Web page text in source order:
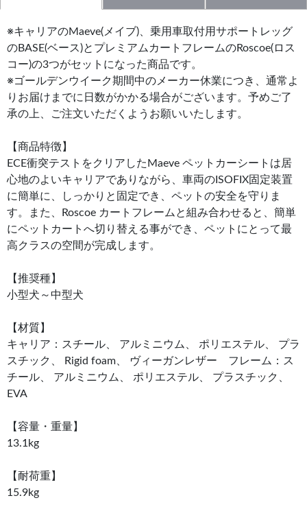
※キャリアのMaeve(メイブ)、乗用車取付用サポートレッグ
のBASE(ベース)とプレミアムカートフレームのRoscoe(ロス
コー)の3つがセットになった商品です。
※ゴールデンウイーク期間中のメーカー休業につき、通常よ
りお届けまでに日数がかかる場合がございます。予めご了
承の上、ご注文いただくようお願いいたします。
【商品特徴】
ECE衝突テストをクリアしたMaeve ペットカーシートは居
心地のよいキャリアでありながら、車両のISOFIX固定装置
に簡単に、しっかりと固定でき、ペットの安全を守りま
す。また、Roscoe カートフレームと組み合わせると、簡単
にペットカートへ切り替える事ができ、ペットにとって最
高クラスの空間が完成します。
【推奨種】
小型犬～中型犬
【材質】
キャリア：スチール、 アルミニウム、 ポリエステル、 プラ
スチック、 Rigid foam、 ヴィーガンレザー フレーム：ス
チール、 アルミニウム、 ポリエステル、 プラスチック、
EVA
【容量・重量】
13.1kg
【耐荷重】
15.9kg